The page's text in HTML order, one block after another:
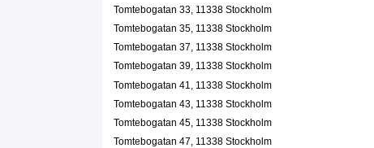
Sundén & Lundin Event Production KB
08-6150285
Tomtebogatan 11, 11339 Stockholm
Gechi AB
Markus Leander
Tomtebogatan 11, 11339 Stockholm
My Olausson AB
Tomtebogatan 33, 11338 Stockholm
Tomtebogatan 35, 11338 Stockholm
Tomtebogatan 37, 11338 Stockholm
Tomtebogatan 39, 11338 Stockholm
Tomtebogatan 41, 11338 Stockholm
Tomtebogatan 43, 11338 Stockholm
Tomtebogatan 45, 11338 Stockholm
Tomtebogatan 47, 11338 Stockholm